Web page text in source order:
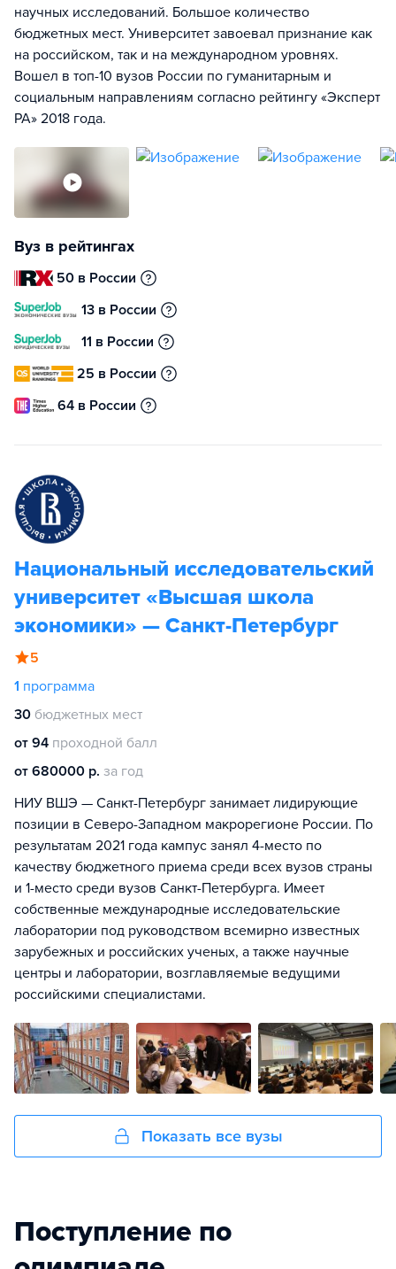
научных исследований. Большое количество
бюджетных мест. Университет завоевал признание как
на российском, так и на международном уровнях.
Вошел в топ-10 вузов России по гуманитарным и
социальным направлениям согласно рейтингу «Эксперт
РА» 2018 года.
Вуз в рейтингах
50 в России
13 в России
11 в России
25 в России
64 в России
Национальный исследовательский
университет «Высшая школа
экономики» — Санкт-Петербург
5
1 программа
30 бюджетных мест
от 94 проходной балл
от 680000 р. за год
НИУ ВШЭ — Санкт-Петербург занимает лидирующие
позиции в Северо-Западном макрорегионе России. По
результатам 2021 года кампус занял 4-место по
качеству бюджетного приема среди всех вузов страны
и 1-место среди вузов Санкт-Петербурга. Имеет
собственные международные исследовательские
лаборатории под руководством всемирно известных
зарубежных и российских ученых, а также научные
центры и лаборатории, возглавляемые ведущими
российскими специалистами.
Показать все вузы
Поступление по